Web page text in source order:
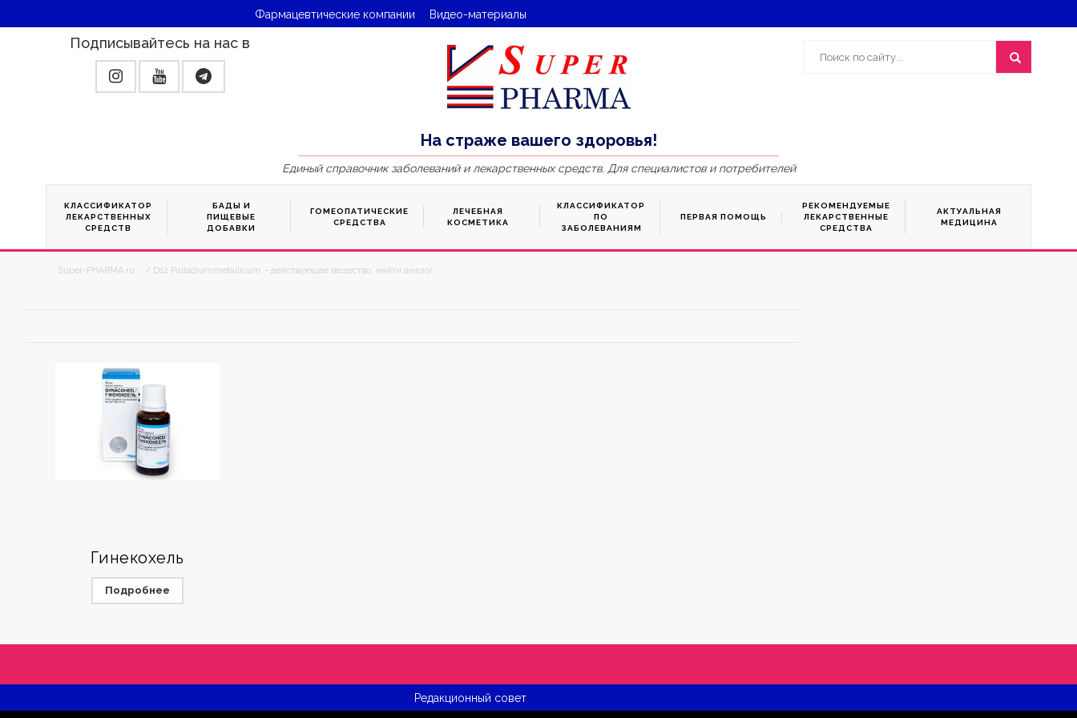
Фармацевтические компании Видео-материалы
Подписывайтесь на нас в
На страже вашего здоровья!
Единый справочник заболеваний и лекарственных средств. Для специалистов и потребителей
КЛАССИФИКАТОР
ЛЕКАРСТВЕННЫХ
СРЕДСТВ
БАДЫ И
ПИЩЕВЫЕ
ДОБАВКИ
ГОМЕОПАТИЧЕСКИЕ
СРЕДСТВА
ЛЕЧЕБНАЯ
КОСМЕТИКА
КЛАССИФИКАТОР
ПО
ЗАБОЛЕВАНИЯМ
ПЕРВАЯ ПОМОЩЬ
РЕКОМЕНДУЕМЫЕ
ЛЕКАРСТВЕННЫЕ
СРЕДСТВА
АКТУАЛЬНАЯ
МЕДИЦИНА
Super-PHARMA.ru / D12 Palladiummetallicum – действующее вещество, найти аналог
Гинекохель
Подробнее
Редакционный совет